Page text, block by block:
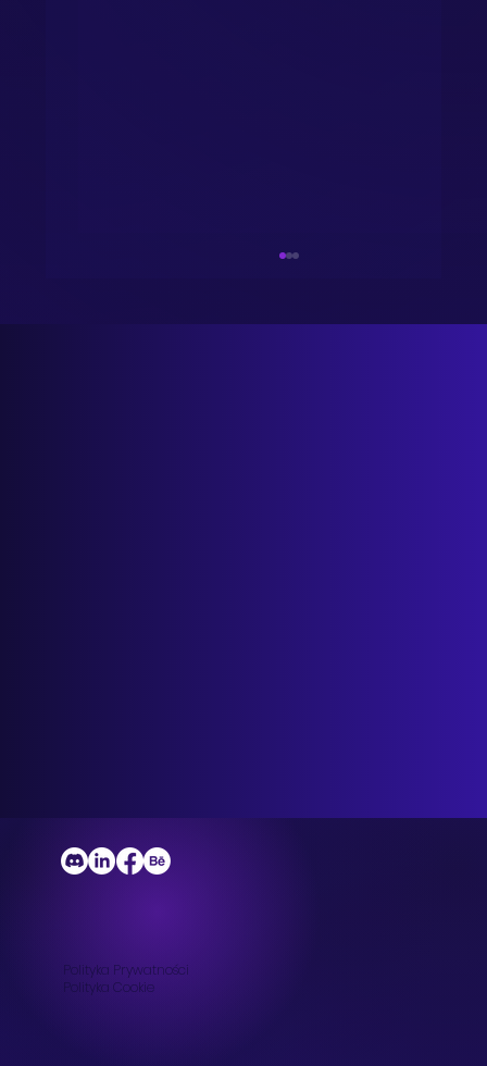
Polityka Prywatności
PolitykaCookie